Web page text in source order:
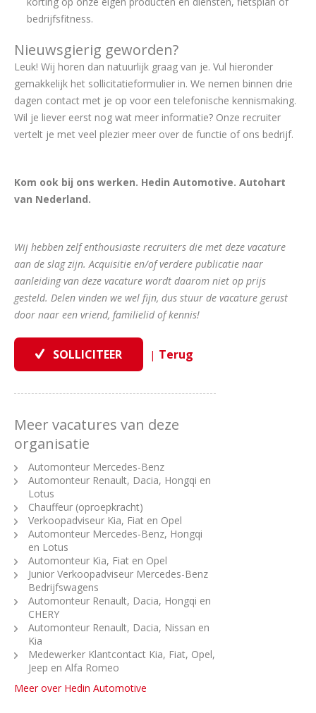
bedrijfsfitness.
Nieuwsgierig geworden?
Leuk! Wij horen dan natuurlijk graag van je. Vul hieronder
gemakkelijk het sollicitatieformulier in. We nemen binnen drie
dagen contact met je op voor een telefonische kennismaking.
Wil je liever eerst nog wat meer informatie? Onze recruiter
vertelt je met veel plezier meer over de functie of ons bedrijf.
Kom ook bij ons werken. Hedin Automotive. Autohart
van Nederland.
Wij hebben zelf enthousiaste recruiters die met deze vacature
aan de slag zijn. Acquisitie en/of verdere publicatie naar
aanleiding van deze vacature wordt daarom niet op prijs
gesteld. Delen vinden we wel fijn, dus stuur de vacature gerust
door naar een vriend, familielid of kennis!
|
Meer vacatures van deze
organisatie
Automonteur Mercedes-Benz
Automonteur Renault, Dacia, Hongqi en
Lotus
Chauffeur (oproepkracht)
Verkoopadviseur Kia, Fiat en Opel
Automonteur Mercedes-Benz, Hongqi
en Lotus
Automonteur Kia, Fiat en Opel
Junior Verkoopadviseur Mercedes-Benz
Bedrijfswagens
Automonteur Renault, Dacia, Hongqi en
CHERY
Automonteur Renault, Dacia, Nissan en
Kia
Medewerker Klantcontact Kia, Fiat, Opel,
Jeep en Alfa Romeo
Meer over Hedin Automotive